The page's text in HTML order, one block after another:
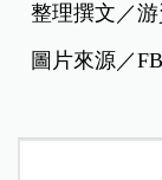
整理撰文／
圖片來源／